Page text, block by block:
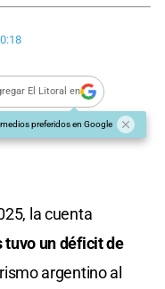
0:18
El Litoral en
preferidos en Google
la cuenta
tuvo un déficit de
argentino al